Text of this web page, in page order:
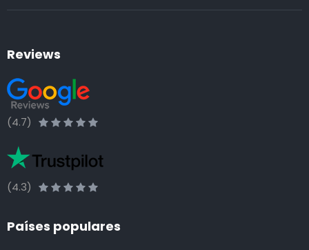
Reviews
(4.7)
(4.3)
Países populares